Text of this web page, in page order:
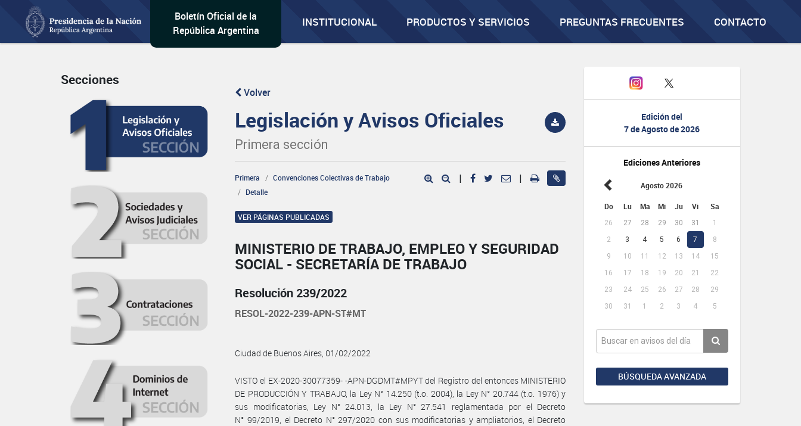
Boletín Oficial de la
República Argentina
INSTITUCIONAL PRODUCTOS Y SERVICIOS PREGUNTAS FRECUENTES CONTACTO
Edición del
7 de Agosto de 2026
Ediciones Anteriores
Agosto 2026
Do Lu Ma Mi Ju Vi Sa
26 27 28 29 30 31
1
2
3 4 5 6 7
8
9
10 11 12 13 14
15
16
17 18 19 20 21
22
23
24 25 26 27 28
29
30
31 1 2 3 4 5
BÚSQUEDA AVANZADA
Secciones
Volver
Legislación y Avisos Oficiales
Primera sección
Primera
Convenciones Colectivas de Trabajo
Detalle
| |
VER PÁGINAS PUBLICADAS
MINISTERIO DE TRABAJO, EMPLEO Y SEGURIDAD
SOCIAL - SECRETARÍA DE TRABAJO
Resolución 239/2022
RESOL-2022-239-APN-ST#MT
Ciudad de Buenos Aires, 01/02/2022
VISTO el EX-2020-30077359- -APN-DGDMT#MPYT del Registro del entonces MINISTERIO
DE PRODUCCIÓN Y TRABAJO, la Ley N° 14.250 (t.o. 2004), la Ley N° 20.744 (t.o. 1976) y
sus modificatorias, Ley N° 24.013, la Ley N° 27.541 reglamentada por el Decreto
N° 99/2019, el Decreto N° 297/2020 con sus modificatorias y ampliatorios, el Decreto